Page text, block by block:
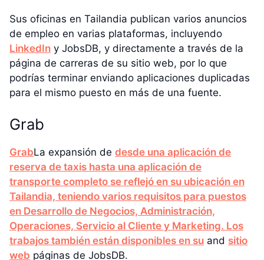
Sus oficinas en Tailandia publican varios anuncios
de empleo en varias plataformas, incluyendo
LinkedIn y JobsDB, y directamente a través de la
página de carreras de su sitio web, por lo que
podrías terminar enviando aplicaciones duplicadas
para el mismo puesto en más de una fuente.
Grab
GrabLa expansión de desde una aplicación de
reserva de taxis hasta una aplicación de
transporte completo se reflejó en su ubicación en
Tailandia, teniendo varios requisitos para puestos
en Desarrollo de Negocios, Administración,
Operaciones, Servicio al Cliente y Marketing. Los
trabajos también están disponibles en su and sitio
web páginas de JobsDB.